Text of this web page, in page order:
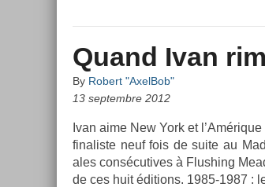
Quand Ivan
By Robert "AxelBob"
13 septembre 2012
Ivan aime New York et
fin­alis­te neuf fois de suite au
ales con­sécutives à Flush­ing
de ces huit édi­tions. 1985-1987 :